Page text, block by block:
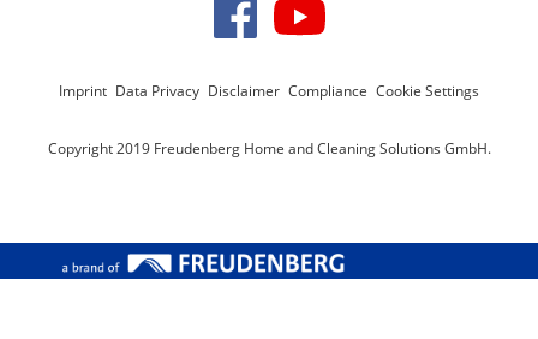
Copyright 2019 Freudenberg Home and Cleaning Solutions GmbH.
Imprint Data Privacy Disclaimer Compliance Cookie Settings